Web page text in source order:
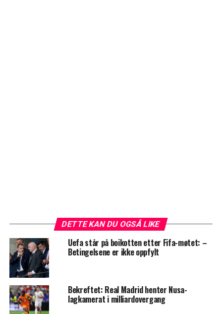
DETTE KAN DU OGSÅ LIKE
Uefa står på boikotten etter Fifa-møtet: –
Betingelsene er ikke oppfylt
Bekreftet: Real Madrid henter Nusa-
lagkamerat i milliardovergang